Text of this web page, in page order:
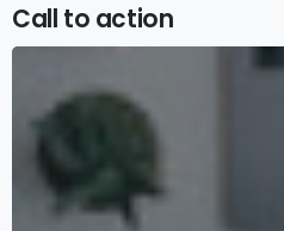
Call to action